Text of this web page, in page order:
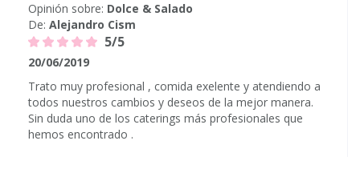
Opinión sobre: Dolce & Salado
De: Alejandro Cism
5/5
20/06/2019
Trato muy profesional , comida exelente y atendiendo a
todos nuestros cambios y deseos de la mejor manera.
Sin duda uno de los caterings más profesionales que
hemos encontrado .